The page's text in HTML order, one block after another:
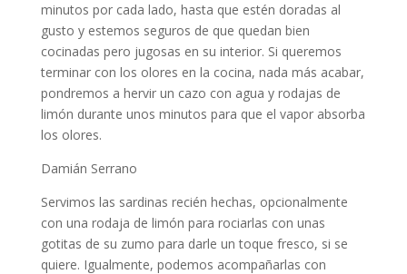
minutos por cada lado, hasta que estén doradas al
gusto y estemos seguros de que quedan bien
cocinadas pero jugosas en su interior. Si queremos
terminar con los olores en la cocina, nada más acabar,
pondremos a hervir un cazo con agua y rodajas de
limón durante unos minutos para que el vapor absorba
los olores.
Damián Serrano
Servimos las sardinas recién hechas, opcionalmente
con una rodaja de limón para rociarlas con unas
gotitas de su zumo para darle un toque fresco, si se
quiere. Igualmente, podemos acompañarlas con